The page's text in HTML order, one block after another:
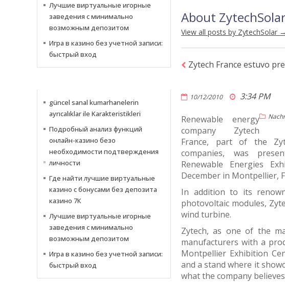
About
View all posts by ZytechSolar →
Zytech France estuvo
10/12/2010 3:34 PM
Renewable energy
company Zytech
France, part of the
companies, was
Renewable Energies
December in Montpellier,
In addition to its
photovoltaic modules,
wind turbine.
Zytech, as one of the
manufacturers with a
Montpellier Exhibition
and a stand where it
what the company
Лучшие виртуальные игорные
заведения с минимально
возможным депозитом
Игра в казино без учетной записи:
быстрый вход
güncel sanal kumarhanelerin
ayrıcalıklar ile Karakteristikleri
Подробный анализ функций
онлайн-казино безо
необходимости подтверждения
личности
Где найти лучшие виртуальные
казино с бонусами без депозита
казино 7К
Лучшие виртуальные игорные
заведения с минимально
возможным депозитом
Игра в казино без учетной записи:
быстрый вход